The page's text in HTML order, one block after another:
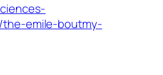
emile-boutmy-